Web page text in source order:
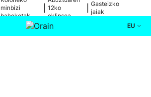
minbizi
baheketak
12ko
eklipsea
Gasteizko
jaiak
EU